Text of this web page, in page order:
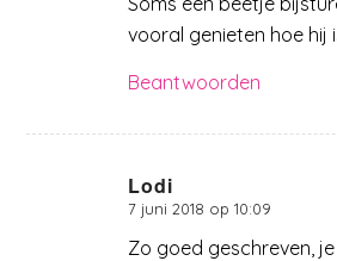
vooral genieten hoe hij
Beantwoorden
Lodi
zegt:
7 juni 2018 op 10:09
Zo goed geschreven,